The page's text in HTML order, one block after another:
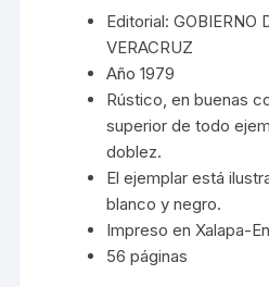
Editorial: GOBIERNO
VERACRUZ
Año 1979
Rústico, en buenas
superior de todo
doblez.
El ejemplar está
blanco y negro.
Impreso en Xalapa-
56 páginas